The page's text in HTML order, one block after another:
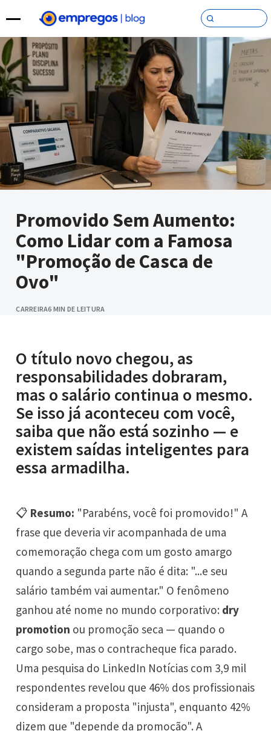
Pular para o conteúdo
Promovido Sem Aumento:
Como Lidar com a Famosa
"Promoção de Casca de
Ovo"
CARREIRA6 MIN DE LEITURA
O título novo chegou, as
responsabilidades dobraram,
mas o salário continua o mesmo.
Se isso já aconteceu com você,
saiba que não está sozinho — e
existem saídas inteligentes para
essa armadilha.
📋 Resumo: "Parabéns, você foi promovido!" A
frase que deveria vir acompanhada de uma
comemoração chega com um gosto amargo
quando a segunda parte não é dita: "...e seu
salário também vai aumentar." O fenômeno
ganhou até nome no mundo corporativo: dry
promotion ou promoção seca — quando o
cargo sobe, mas o contracheque fica parado.
Uma pesquisa do LinkedIn Notícias com 3,9 mil
respondentes revelou que 46% dos profissionais
consideram a proposta "injusta", enquanto 42%
dizem que "depende da promoção". A